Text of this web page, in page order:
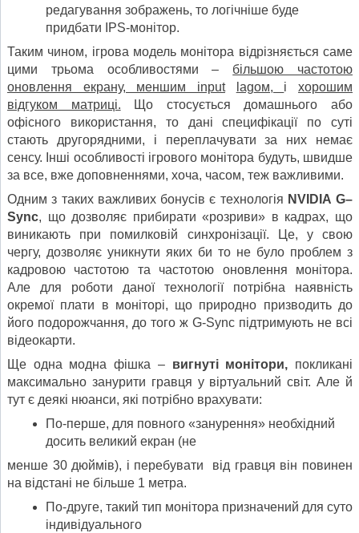
редагування зображень, то логічніше буде
придбати IPS-монітор.
Таким чином, ігрова модель монітора відрізняється саме
цими трьома особливостями – більшою частотою
оновлення екрану, меншим input lagом, іхорошим
відгуком матриці. Що стосується домашнього або
офісного використання, то дані специфікації по суті
стають другорядними, і переплачувати за них немає
сенсу. Інші особливості ігрового монітора будуть, швидше
за все, вже доповненнями, хоча, часом, теж важливими.
Одним з таких важливих бонусів є технологія NVIDIA G–
Sync, що дозволяє прибирати «розриви» в кадрах, що
виникають при помилковій синхронізації. Це, у свою
чергу, дозволяє уникнути яких би то не було проблем з
кадровою частотою та частотою оновлення монітора.
Але для роботи даної технології потрібна наявність
окремої плати в моніторі, що природно призводить до
його подорожчання, до того ж G-Sync підтримують не всі
відеокарти.
Ще одна модна фішка – вигнуті монітори, покликані
максимально занурити гравця у віртуальний світ. Але й
тут є деякі нюанси, які потрібно врахувати:
По-перше, для повного «занурення» необхідний
досить великий екран (не
менше 30 дюймів), і перебувати від гравця він повинен
на відстані не більше 1 метра.
По-друге, такий тип монітора призначений для суто
індивідуального